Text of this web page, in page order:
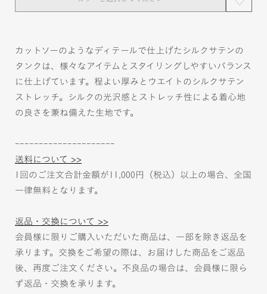
カットソーのようなディテールで仕上げたシルクサテンの
タンクは、様々なアイテムとスタイリングしやすいバランス
に仕上げています。程よい厚みとウエイトのシルクサテン
ストレッチ。シルクの光沢感とストレッチ性による着心地
の良さを兼ね備えた生地です。
---------------------
送料について >>
1回のご注文合計金額が11,000円（税込）以上の場合、全国
一律無料となります。
返品・交換について >>
会員様に限りご購入いただいた商品は、一部を除き返品を
承ります。交換をご希望の際は、お届けした商品をご返品
後、再度ご注文ください。不良品の場合は、会員様に限ら
ず返品・交換を承ります。